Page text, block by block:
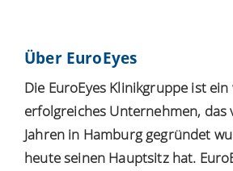
Über EuroEyes
Die EuroEyes Klinikgruppe ist
erfolgreiches Unternehmen, das
Jahren in Hamburg gegründet
heute seinen Hauptsitz hat.